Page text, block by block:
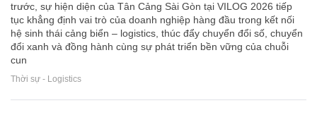
trước, sự hiện diện của Tân Cảng Sài Gòn tại VILOG 2026 tiếp
tục khẳng định vai trò của doanh nghiệp hàng đầu trong kết nối
hệ sinh thái cảng biển – logistics, thúc đẩy chuyển đổi số, chuyển
đổi xanh và đồng hành cùng sự phát triển bền vững của chuỗi
cun
Thời sự - Logistics